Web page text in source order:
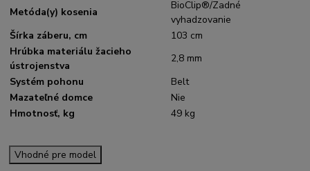
Metóda(y) kosenia
BioClip®/Zadné
vyhadzovanie
Šírka záberu, cm
103 cm
Hrúbka materiálu žacieho
ústrojenstva
2,8 mm
Systém pohonu
Belt
Mazateľné domce
Nie
Hmotnosť, kg
49 kg
Vhodné pre model